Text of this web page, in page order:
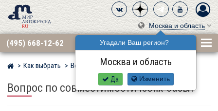
Москва и область
Угадали Ваш регион?
Москва и область
Да Изменить
(495) 668-12-62
Мир детских автокресел
Как выбрать Вопросы
Вопрос по совместимости isofix-базы?